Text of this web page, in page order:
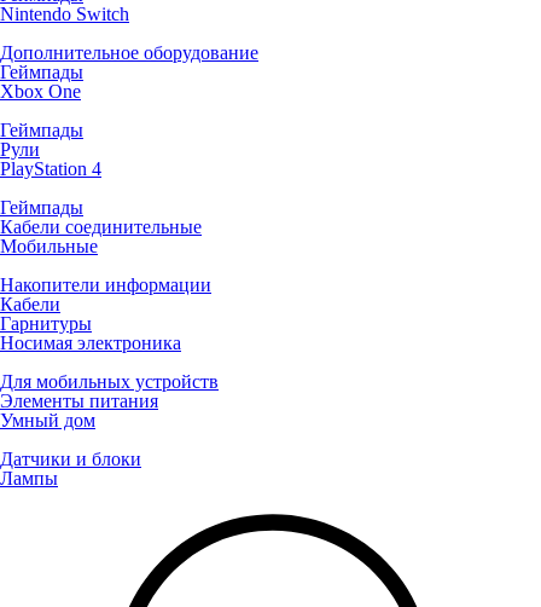
Nintendo Switch
Дополнительное оборудование
Геймпады
Xbox One
Геймпады
Рули
PlayStation 4
Геймпады
Кабели соединительные
Мобильные
Накопители информации
Кабели
Гарнитуры
Носимая электроника
Для мобильных устройств
Элементы питания
Умный дом
Датчики и блоки
Лампы